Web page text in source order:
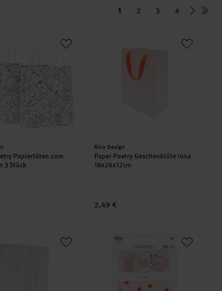
1 2 3 4
Papiertüten zum
3 Stück
Hersteller:
Rico Design
Paper Poetry Geschenktüte rosa
18x26x12cm
2,49 €